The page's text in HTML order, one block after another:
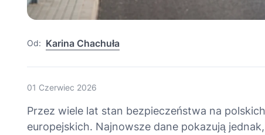
Od: Karina Chachuła
01 Czerwiec 2026
Przez wiele lat stan bezpieczeństwa na
europejskich. Najnowsze dane pokazują